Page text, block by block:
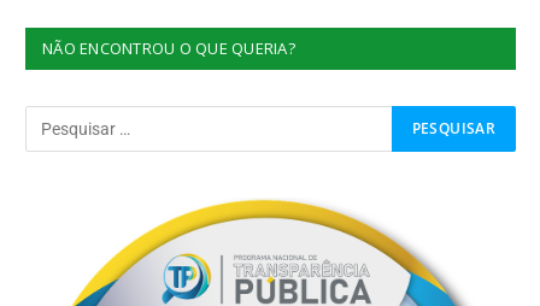
NÃO ENCONTROU O QUE QUERIA?